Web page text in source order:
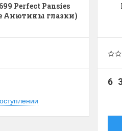
Perfect Pansies
Анютины глазки)
6